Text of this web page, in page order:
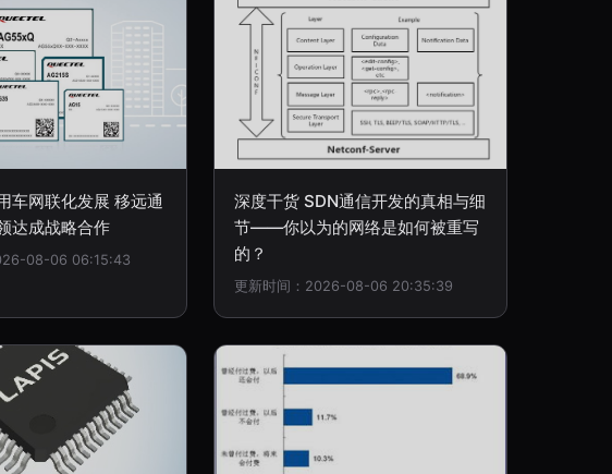
车网联化发展 移远通
达成战略合作
08-06 06:15:43
深度干货 SDN通信开发的真相与细
节——你以为的网络是如何被重写
的？
更新时间：2026-08-06 20:35:39